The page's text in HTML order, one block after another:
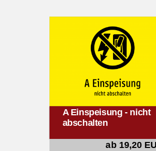
A Einspeisung - nicht
abschalten
ab 19,20